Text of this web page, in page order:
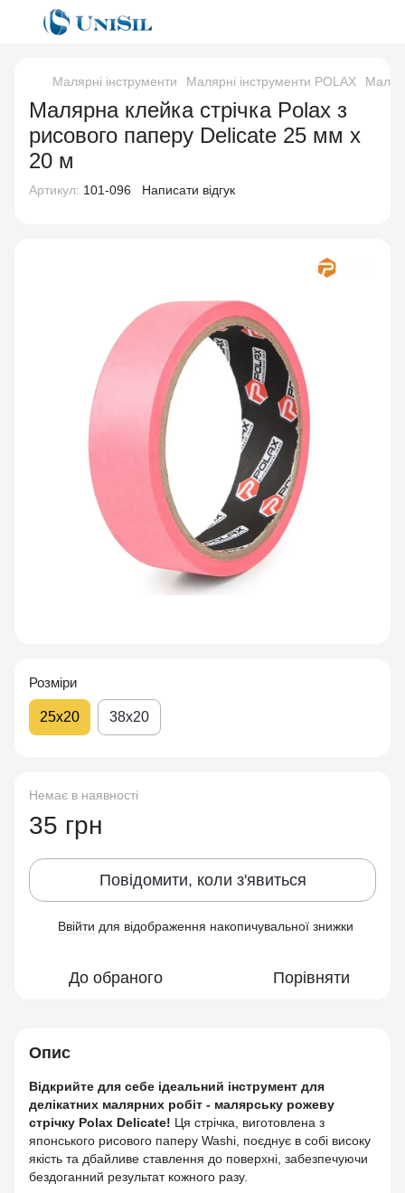
Малярні інструменти Малярні інструменти POLAX
Малярна клейка стрічка Polax з
рисового паперу Delicate 25 мм х
20 м
Артикул: 101-096 Написати відгук
Розміри
25х20 38х20
Немає в наявності
35 грн
Повідомити, коли з'явиться
Ввійти для відображення накопичувальної знижки
До обраного Порівняти
Опис
Відкрийте для себе ідеальний інструмент для
делікатних малярних робіт - малярську рожеву
стрічку Polax Delicate! Ця стрічка, виготовлена з
японського рисового паперу Washi, поєднує в собі високу
якість та дбайливе ставлення до поверхні, забезпечуючи
бездоганний результат кожного разу.